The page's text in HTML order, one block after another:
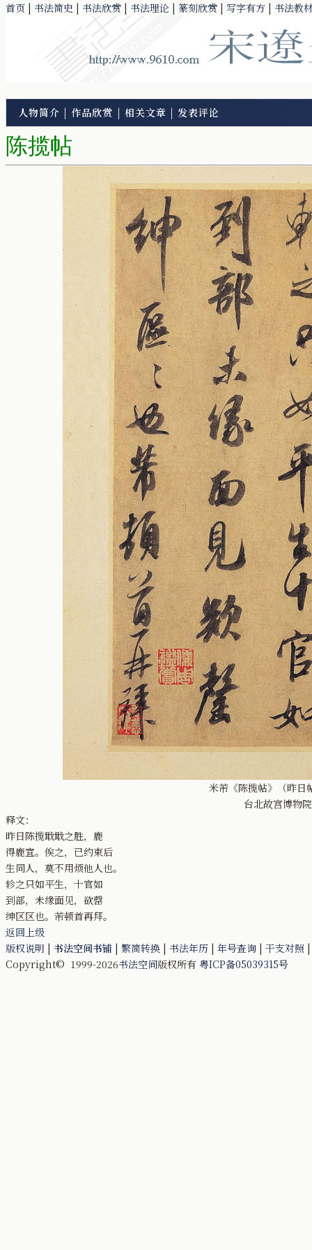
首页 | 书法简史 | 书法欣赏 | 书法理论 | 篆刻欣赏 | 写字有方 | 书法教
人物简介 | 作品欣赏 | 相关文章 | 发表评论
陈揽帖
米芾《陈揽帖》（昨日
台北故宫博物
释文：
昨日陈揽戢戢之胜，鹿
得鹿宜。俟之，已约束后
生同人，莫不用烦他人也。
轸之只如平生，十官如
到部，未缘面见，欲罄
绅区区也。芾顿首再拜。
返回上级
版权说明 | 书法空间书铺 | 繁简转换 | 书法年历 | 年号查询 | 干支对照
Copyright© 1999-2026书法空间版权所有 粤ICP备05039315号